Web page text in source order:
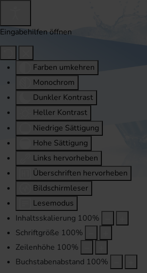
Eingabehilfen öffnen
Farben umkehren
Monochrom
Dunkler Kontrast
Heller Kontrast
Niedrige Sättigung
Hohe Sättigung
Links hervorheben
Überschriften hervorheben
Bildschirmleser
Lesemodus
Inhaltsskalierung 100%
Schriftgröße 100%
Zeilenhöhe 100%
Buchstabenabstand 100%